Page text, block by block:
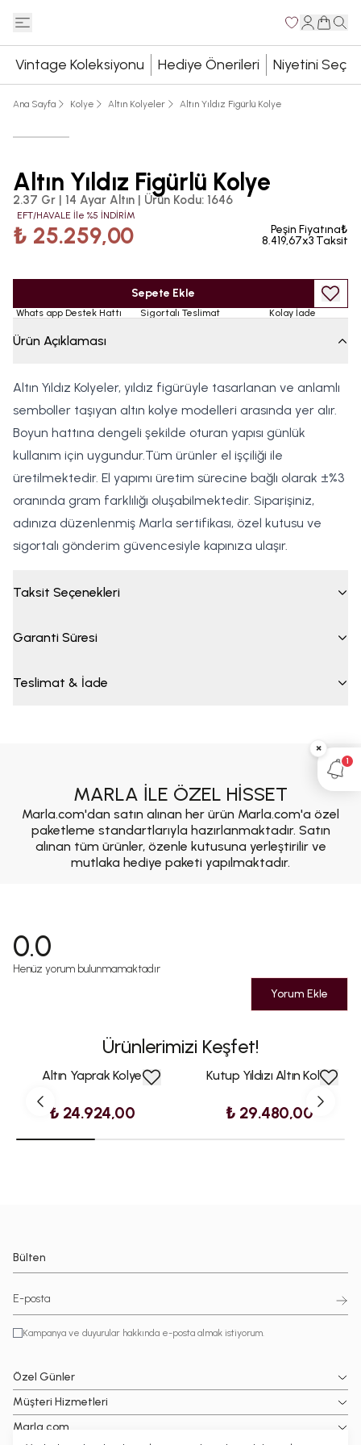
Vintage Koleksiyonu Hediye Önerileri Niyetini Seç
Ana Sayfa Kolye Altın Kolyeler Altın Yıldız Figürlü Kolye
Altın Yıldız Figürlü Kolye
2.37 Gr | 14 Ayar Altın | Ürün Kodu: 1646
EFT/HAVALE İle %5 İNDİRİM
₺ 25.259,00
Peşin Fiyatına₺
8.419,67x3 Taksit
Sepete Ekle
Whats app Destek Hattı Sigortalı Teslimat Kolay İade
Ürün Açıklaması
Altın Yıldız Kolyeler, yıldız figürüyle tasarlanan ve anlamlı
semboller taşıyan altın kolye modelleri arasında yer alır.
Boyun hattına dengeli şekilde oturan yapısı günlük
kullanım için uygundur.Tüm ürünler el işçiliği ile
üretilmektedir. El yapımı üretim sürecine bağlı olarak ±%3
oranında gram farklılığı oluşabilmektedir. Siparişiniz,
adınıza düzenlenmiş Marla sertifikası, özel kutusu ve
sigortalı gönderim güvencesiyle kapınıza ulaşır.
Taksit Seçenekleri
Garanti Süresi
Teslimat & İade
MARLA İLE ÖZEL HİSSET
Marla.com'dan satın alınan her ürün Marla.com'a özel
paketleme standartlarıyla hazırlanmaktadır. Satın
alınan tüm ürünler, özenle kutusuna yerleştirilir ve
mutlaka hediye paketi yapılmaktadır.
0.0
Henüz yorum bulunmamaktadır
Yorum Ekle
Ürünlerimizi Keşfet!
Altın Yaprak Kolye
₺ 24.924,00
Kutup Yıldızı Altın Kolye
₺ 29.480,00
Bülten
Kampanya ve duyurular hakkında e-posta almak istiyorum.
Özel Günler
Müşteri Hizmetleri
Marla.com
×
1